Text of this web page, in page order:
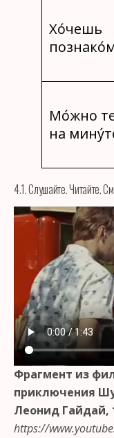
Хо́чешь
Мо́жно
на
4.1. Слушайте. Читайте.
Фрагмент из
приключения
Леонид Гайдай,
https://